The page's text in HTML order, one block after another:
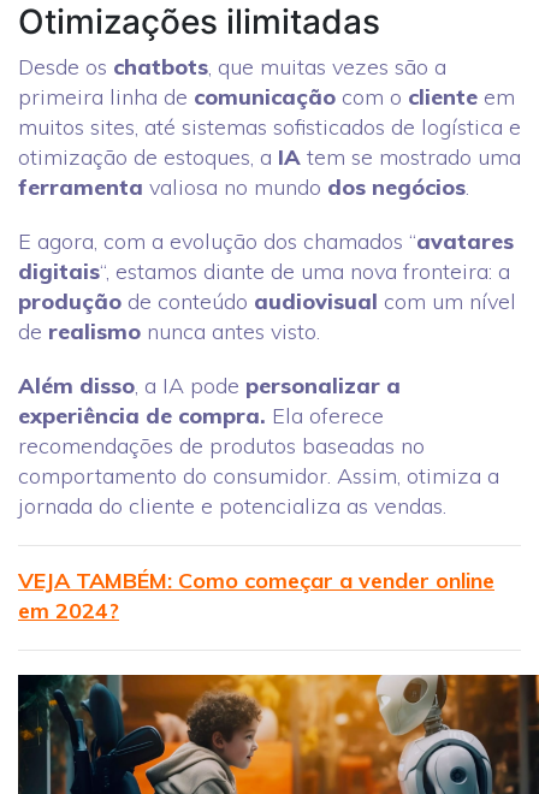
Otimizações ilimitadas
Desde os chatbots, que muitas vezes são a
primeira linha de comunicação com o cliente em
muitos sites, até sistemas sofisticados de logística e
otimização de estoques, a IA tem se mostrado uma
ferramenta valiosa no mundo dos negócios.
E agora, com a evolução dos chamados “avatares
digitais“, estamos diante de uma nova fronteira: a
produção de conteúdo audiovisual com um nível
de realismo nunca antes visto.
Além disso, a IA pode personalizar a
experiência de compra. Ela oferece
recomendações de produtos baseadas no
comportamento do consumidor. Assim, otimiza a
jornada do cliente e potencializa as vendas.
VEJA TAMBÉM: Como começar a vender online
em 2024?